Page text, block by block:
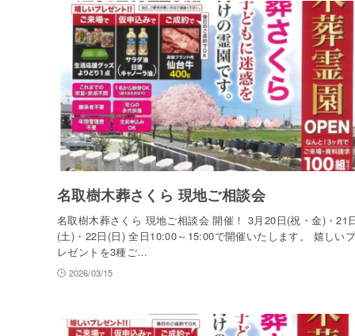
名取樹木葬さくら 現地ご相談会
名取樹木葬さくら 現地ご相談会 開催！ 3月20日(祝・金)・21
(土)・22日(日) 全日10:00～15:00で開催いたします。 嬉しい
レゼントを3種ご…
2026/03/15